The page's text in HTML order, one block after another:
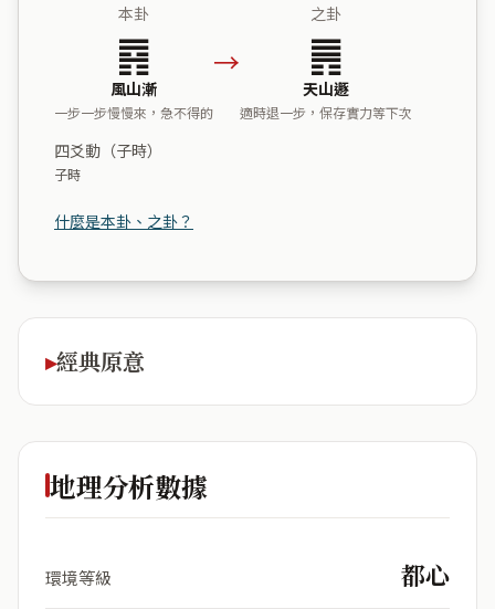
本卦
䷴
風山漸
一步一步慢慢來，急不得的
→
之卦
䷠
天山遯
適時退一步，保存實力等下次
四爻動（子時）
子時
什麼是本卦、之卦？
經典原意
地理分析數據
環境等級 都心